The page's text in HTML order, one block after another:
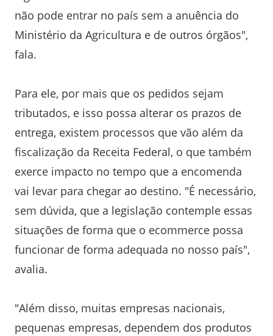
não pode entrar no país sem a anuência do
Ministério da Agricultura e de outros órgãos",
fala.
Para ele, por mais que os pedidos sejam
tributados, e isso possa alterar os prazos de
entrega, existem processos que vão além da
fiscalização da Receita Federal, o que também
exerce impacto no tempo que a encomenda
vai levar para chegar ao destino. "É necessário,
sem dúvida, que a legislação contemple essas
situações de forma que o ecommerce possa
funcionar de forma adequada no nosso país",
avalia.
"Além disso, muitas empresas nacionais,
pequenas empresas, dependem dos produtos